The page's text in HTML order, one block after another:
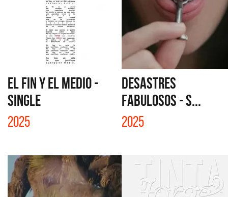
EL FIN Y EL MEDIO -
SINGLE
2025
DESASTRES
FABULOSOS - S...
2025